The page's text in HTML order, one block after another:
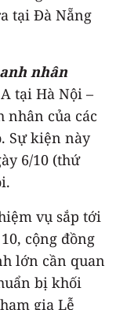
tại Đà Nẵng
nhân
tại Hà Nội –
nhân của các
Sự kiện này
6/10 (thứ
vụ sắp tới
cộng đồng
lớn cần quan
bị khối
gia Lễ